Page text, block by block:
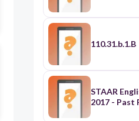
110.31.b.1.B
STAAR
2017 - Past